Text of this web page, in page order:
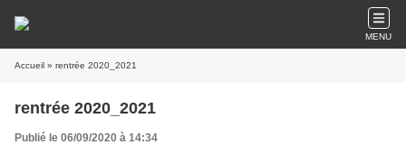
MENU
Accueil » rentrée 2020_2021
rentrée 2020_2021
Publié le 06/09/2020 à 14:34